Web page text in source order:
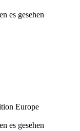
es gesehen
Europe
es gesehen